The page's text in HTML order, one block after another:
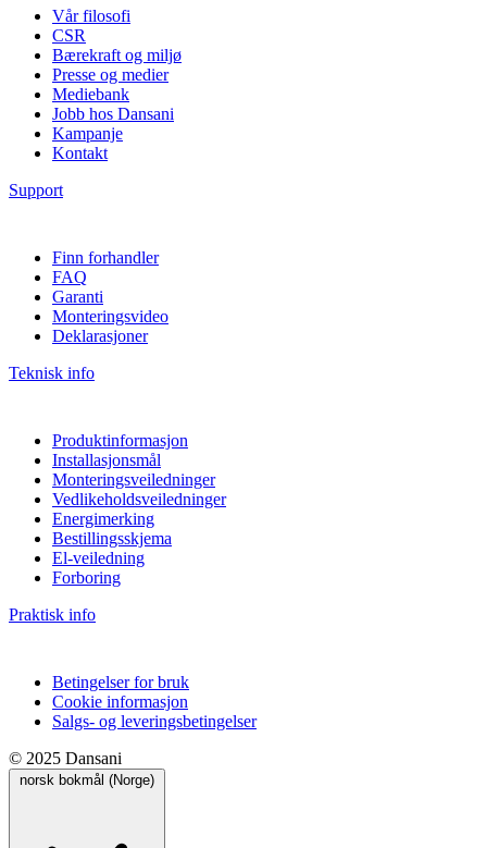
Vår filosofi
CSR
Bærekraft og miljø
Presse og medier
Mediebank
Jobb hos Dansani
Kampanje
Kontakt
Support
Finn forhandler
FAQ
Garanti
Monteringsvideo
Deklarasjoner
Teknisk info
Produktinformasjon
Installasjonsmål
Monteringsveiledninger
Vedlikeholdsveiledninger
Energimerking
Bestillingsskjema
El-veiledning
Forboring
Praktisk info
Betingelser for bruk
Cookie informasjon
Salgs- og leveringsbetingelser
© 2025 Dansani
norsk bokmål (Norge)